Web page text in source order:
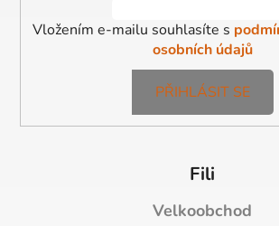
Vložením e-mailu souhlasíte s
osobních údajů
PŘIHLÁSIT SE
Fili
Velkoobchod